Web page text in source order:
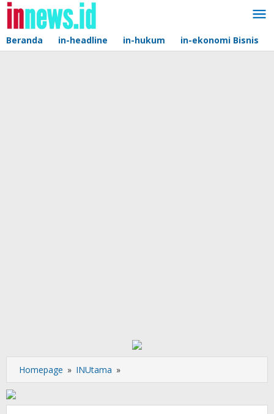
Lewati
konten
Beranda in-headline in-hukum in-ekonomi Bisnis
Homepage » INUtama »
Didorong
TPS